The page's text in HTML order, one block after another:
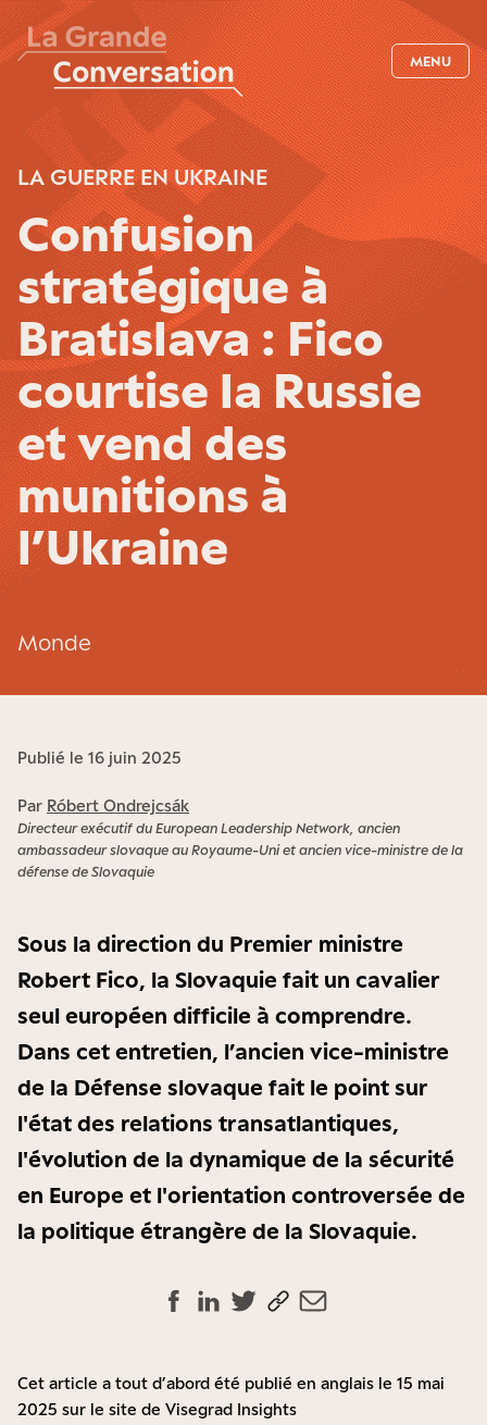
MENU
LA GUERRE EN UKRAINE
Confusion
stratégique à
Bratislava : Fico
courtise la Russie
et vend des
munitions à
l’Ukraine
Monde
Publié le 16 juin 2025
Par Róbert Ondrejcsák
Directeur exécutif du European Leadership Network, ancien
ambassadeur slovaque au Royaume-Uni et ancien vice-ministre de la
défense de Slovaquie
Sous la direction du Premier ministre
Robert Fico, la Slovaquie fait un cavalier
seul européen difficile à comprendre.
Dans cet entretien, l’ancien vice-ministre
de la Défense slovaque fait le point sur
l'état des relations transatlantiques,
l'évolution de la dynamique de la sécurité
en Europe et l'orientation controversée de
la politique étrangère de la Slovaquie.
Cet article a tout d’abord été publié en anglais le 15 mai
2025 sur le site de Visegrad Insights